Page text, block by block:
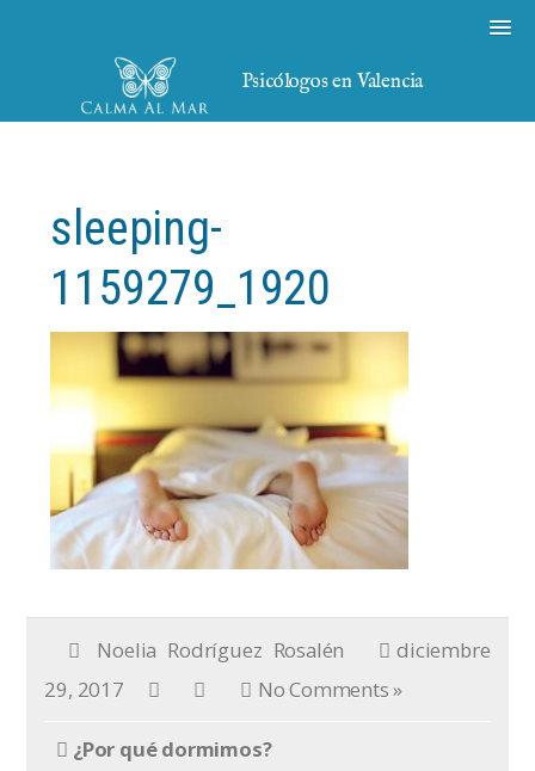
Psicólogos en Valencia
sleeping-
1159279_1920
Noelia Rodríguez Rosalén
diciembre
29, 2017
No Comments »
¿Por qué dormimos?